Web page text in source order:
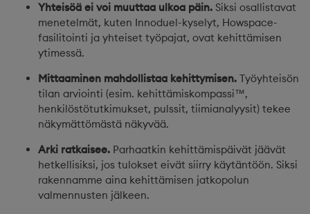
Yhteisöä ei voi muuttaa ulkoa päin. Siksi osallistavat
menetelmät, kuten Innoduel-kyselyt, Howspace-
fasilitointi ja yhteiset työpajat, ovat kehittämisen
ytimessä.
Mittaaminen mahdollistaa kehittymisen. Työyhteisön
tilan arviointi (esim. kehittämiskompassi™,
henkilöstötutkimukset, pulssit, tiimianalyysit) tekee
näkymättömästä näkyvää.
Arki ratkaisee. Parhaatkin kehittämispäivät jäävät
hetkellisiksi, jos tulokset eivät siirry käytäntöön. Siksi
rakennamme aina kehittämisen jatkopolun
valmennusten jälkeen.